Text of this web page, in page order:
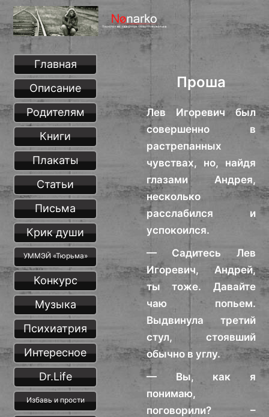
Проша
Лев Игоревич был
совершенно в
растрепанных
чувствах, но, найдя
глазами Андрея,
несколько
расслабился и
успокоился.
— Садитесь Лев
Игоревич, Андрей,
ты тоже. Давайте
чаю попьем.
Выдвинула третий
стул, стоявший
обычно в углу.
— Вы, как я
понимаю,
поговорили? –
Главная
Описание
Родителям
Книги
Плакаты
Статьи
Письма
Крик души
УММЭЙ «Тюрьма»
Конкурс
Музыка
Психиатрия
Интересное
Dr.Life
Избавь и прости